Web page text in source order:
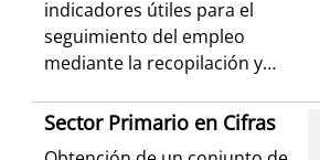
indicadores útiles para el
seguimiento del empleo
mediante la recopilación y
procedentes de diversas
Sector Primario en Cifras